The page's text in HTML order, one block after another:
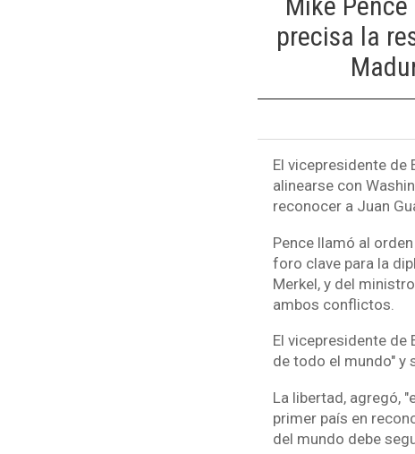
precisa la
El vicepresidente de
alinearse con
reconocer a Juan
Pence llamó al
foro clave para la
Merkel, y del
ambos conflictos.
El vicepresidente de
de todo el mundo" y
La libertad, agregó,
primer país en
del mundo debe